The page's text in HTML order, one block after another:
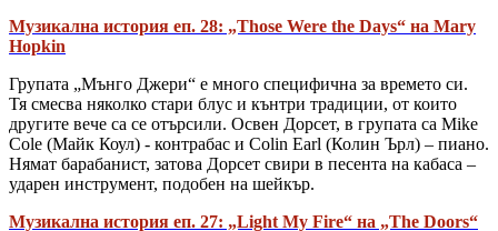
Музикална история еп. 28: „Those Were the Days“ на Mary
Hopkin
Групата „Мънго Джери“ е много специфична за времето си.
Тя смесва няколко стари блус и кънтри традиции, от които
другите вече са се отърсили. Освен Дорсет, в групата са Mike
Cole (Майк Коул) - контрабас и Colin Earl (Колин Ърл) – пиано.
Нямат барабанист, затова Дорсет свири в песента на кабаса –
ударен инструмент, подобен на шейкър.
Музикална история еп. 27: „Light My Fire“ на „The Doors“